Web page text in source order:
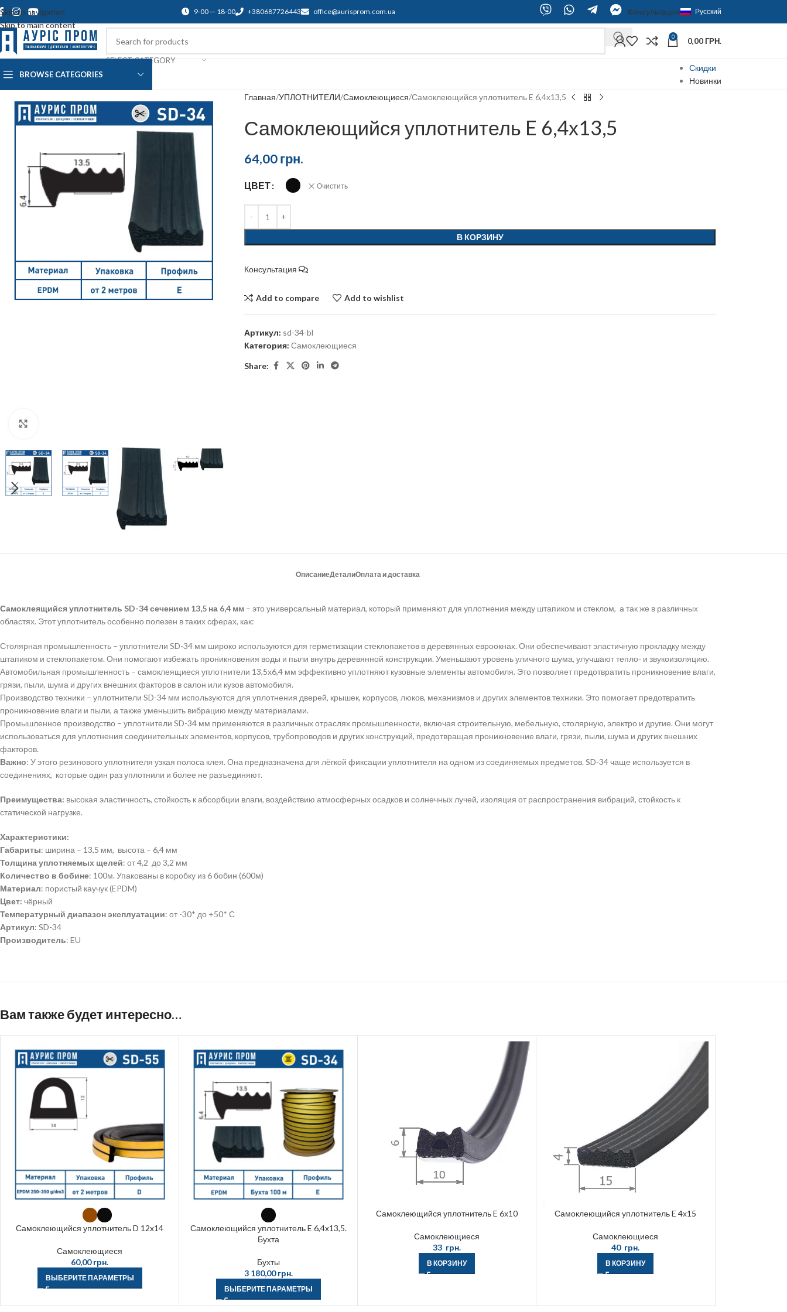
Skip to navigation
Skip to main content
9-00 — 18-00 +380687726443 office@aurisprom.com.ua Консультация Русский
SELECT CATEGORY
0 0,00ГРН.
BROWSE CATEGORIES
Скидки
Новинки
Главная УПЛОТНИТЕЛИ Самоклеющиеся Самоклеющийся уплотнитель E 6,4х13,5
Самоклеющийся уплотнитель E 6,4х13,5
64,00грн.
ЦВЕТ Очистить
В КОРЗИНУ
Консультация
Add to compare Add to wishlist
Артикул: sd-34-bl
Категория: Самоклеющиеся
Share:
ОписаниеДеталиОплата и доставка
Самоклеящийся уплотнитель SD-34 сечением 13,5 на 6,4 мм – это универсальный материал, который применяют для уплотнения между штапиком и стеклом, а так же в различных
областях. Этот уплотнитель особенно полезен в таких сферах, как:
Столярная промышленность – уплотнители SD-34 мм широко используются для герметизации стеклопакетов в деревянных евроокнах. Они обеспечивают эластичную прокладку между
штапиком и стеклопакетом. Они помогают избежать проникновения воды и пыли внутрь деревянной конструкции. Уменьшают уровень уличного шума, улучшают тепло- и звукоизоляцию.
Автомобильная промышленность – самоклеящиеся уплотнители 13,5х6,4 мм эффективно уплотняют кузовные элементы автомобиля. Это позволяет предотвратить проникновение влаги,
грязи, пыли, шума и других внешних факторов в салон или кузов автомобиля.
Производство техники – уплотнители SD-34 мм используются для уплотнения дверей, крышек, корпусов, люков, механизмов и других элементов техники. Это помогает предотвратить
проникновение влаги и пыли, а также уменьшить вибрацию между материалами.
Промышленное производство – уплотнители SD-34 мм применяются в различных отраслях промышленности, включая строительную, мебельную, столярную, электро и другие. Они могут
использоваться для уплотнения соединительных элементов, корпусов, трубопроводов и других конструкций, предотвращая проникновение влаги, грязи, пыли, шума и других внешних
факторов.
Важно: У этого резинового уплотнителя узкая полоса клея. Она предназначена для лёгкой фиксации уплотнителя на одном из соединяемых предметов. SD-34 чаще используется в
соединениях, которые один раз уплотнили и более не разъединяют.
Преимущества: высокая эластичность, стойкость к абсорбции влаги, воздействию атмосферных осадков и солнечных лучей, изоляция от распространения вибраций, стойкость к
статической нагрузке.
Характеристики:
Габариты: ширина – 13,5 мм, высота – 6,4 мм
Толщина уплотняемых щелей: от 4,2 до 3,2 мм
Количество в бобине: 100м. Упакованы в коробку из 6 бобин (600м)
Материал: пористый каучук (EPDM)
Цвет: чёрный
Температурный диапазон эксплуатации: от -30* до +50* С
Артикул: SD-34
Производитель: EU
Вам также будет интересно…
Самоклеющийся уплотнитель D 12х14
Самоклеющиеся
60,00грн.
ВЫБЕРИТЕ ПАРАМЕТРЫ
Самоклеющийся уплотнитель E 6,4х13,5.
Бухта
Бухты
3 180,00грн.
ВЫБЕРИТЕ ПАРАМЕТРЫ
Самоклеющийся уплотнитель E 6х10
Самоклеющиеся
33 грн.
В КОРЗИНУ
Самоклеющийся уплотнитель E 4х15
Самоклеющиеся
40 грн.
В КОРЗИНУ